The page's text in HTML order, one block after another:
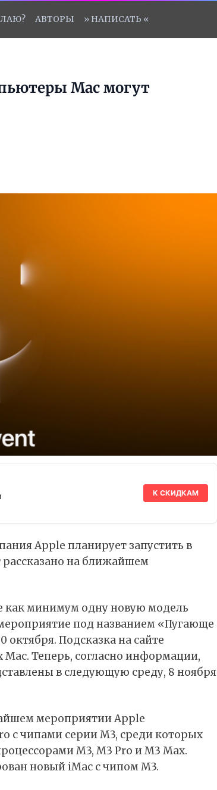
АВТОРЫ » НАПИСАТЬ «
Mac могут
К СКИДКАМ
Apple планирует запустить в
на ближайшем
как минимум одну новую модель
под названием «Пугающе
октября. Подсказка на сайте
Теперь, согласно информации,
в следующую среду, 8 ноября
мероприятии Apple
с чипами серии M3, среди которых
M3, M3 Pro и M3 Max.
новый iMac с чипом M3.